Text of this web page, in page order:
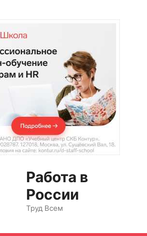
Работа в
России
Труд Всем